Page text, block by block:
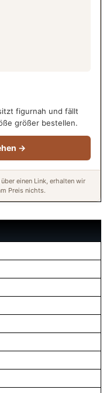
figurnah und fällt
größer bestellen.
→
einen Link, erhalten wir
Preis nichts.